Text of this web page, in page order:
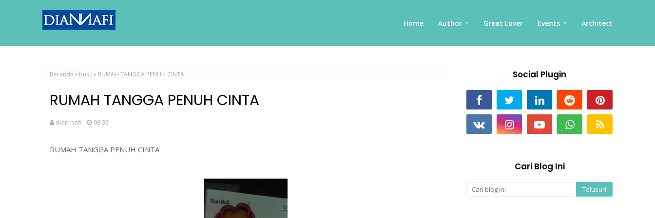
Home Author Great Lover Events Architect
Beranda buku RUMAH TANGGA PENUH CINTA
RUMAH TANGGA PENUH CINTA
dian nafi 08.35
RUMAH TANGGA PENUH CINTA
Social Plugin
Cari Blog Ini